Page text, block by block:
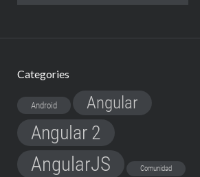
Categories
Android Angular
Angular 2
AngularJS Comunidad